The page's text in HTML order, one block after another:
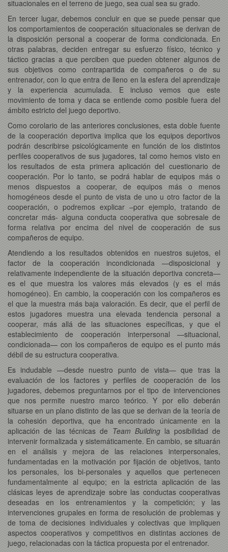
situacionales en el terreno de juego, sea cual sea su grado.
En tercer lugar, debemos concluir en que se puede pensar que
los comportamientos de cooperación situacionales se derivan de
la disposición personal a cooperar de forma condicionada. En
otras palabras, deciden entregar su esfuerzo físico, técnico y
táctico gracias a que perciben que pueden obtener algunos de
sus objetivos como contrapartida de compañeros o de su
entrenador, con lo que entra de lleno en la esfera del aprendizaje
y la experiencia acumulada. E incluso vemos que este
movimiento de toma y daca se entiende como posible fuera del
ámbito estricto del juego deportivo.
Como corolario de las anteriores conclusiones, esta doble fuente
de la cooperación deportiva implica que los equipos deportivos
podrán describirse psicológicamente en función de los distintos
perfiles cooperativos de sus jugadores, tal como hemos visto en
los resultados de esta primera aplicación del cuestionario de
cooperación. Por lo tanto, se podrá hablar de equipos más o
menos dispuestos a cooperar, de equipos más o menos
homogéneos desde el punto de vista de uno u otro factor de la
cooperación, o podremos explicar –por ejemplo, tratando de
concretar más- alguna conducta cooperativa que sobresale de
forma relativa por encima del nivel de cooperación de sus
compañeros de equipo.
Atendiendo a los resultados obtenidos en nuestros sujetos, el
factor de la cooperación incondicionada —disposicional y
relativamente independiente de la situación deportiva concreta—
es el que muestra los valores más elevados (y es el más
homogéneo). En cambio, la cooperación con los compañeros es
el que la muestra más baja valoración. Es decir, que el perfil de
estos jugadores muestra una elevada tendencia personal a
cooperar, más allá de las situaciones específicas, y que el
establecimiento de cooperación interpersonal —situacional,
condicionada— con los compañeros de equipo es el punto más
débil de su estructura cooperativa.
Es indudable —desde nuestro punto de vista— que tras la
evaluación de los factores y perfiles de cooperación de los
jugadores, debemos preguntarnos por el tipo de intervenciones
que nos permite nuestro marco teórico. Y por ello deberán
situarse en un plano distinto de las que se derivan de la teoría de
la cohesión deportiva, que ha encontrado únicamente en la
aplicación de las técnicas de Team Buildingla posibilidad de
intervenir formalizada y sistemáticamente. En cambio, se situarán
en el análisis y mejora de las relaciones interpersonales,
fundamentadas en la motivación por fijación de objetivos, tanto
los personales, los bi-personales y aquellos que pertenecen
fundamentalmente al equipo; en la estricta aplicación de las
clásicas leyes de aprendizaje sobre las conductas cooperativas
deseadas en los entrenamientos y la competición; y las
intervenciones grupales en forma de resolución de problemas y
de toma de decisiones individuales y colectivas que impliquen
aspectos cooperativos y competitivos en distintas acciones de
juego, relacionadas con la táctica propuesta por el entrenador.